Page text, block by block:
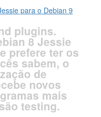
plugins.
8 Jessie
prefere ter os
sabem, o
de
novos
mais
testing.